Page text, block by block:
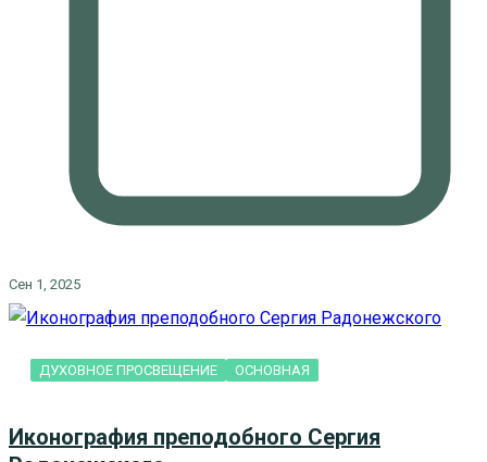
Сен 1, 2025
ДУХОВНОЕ ПРОСВЕЩЕНИЕ ОСНОВНАЯ
Иконография преподобного Сергия